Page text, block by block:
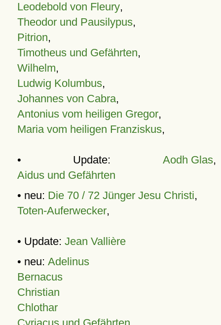
Leodebold von Fleury,
Theodor und Pausilypus,
Pitrion,
Timotheus und Gefährten,
Wilhelm,
Ludwig Kolumbus,
Johannes von Cabra,
Antonius vom heiligen Gregor,
Maria vom heiligen Franziskus,
• Update: Aodh Glas,
Aidus und Gefährten
• neu: Die 70 / 72 Jünger Jesu Christi,
Toten-Auferwecker,
• Update: Jean Vallière
• neu: Adelinus
Bernacus
Christian
Chlothar